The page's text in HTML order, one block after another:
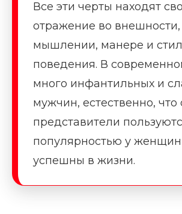
Все эти черты находят
отражение во внешности,
мышлении, манере и
поведения. В
много инфантильных и
мужчин, естественно,
представители
популярностью у женщин
успешны в жизни.